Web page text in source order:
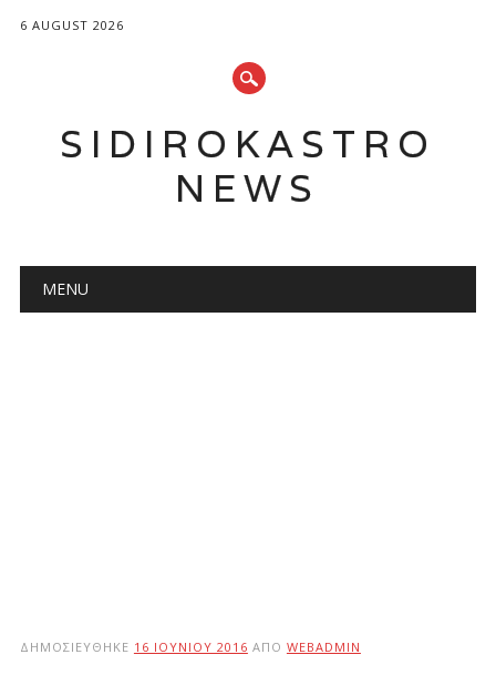
6 AUGUST 2026
SIDIROKASTRO
NEWS
Main menu
MENU
ΔΗΜΟΣΙΕΎΘΗΚΕ 16 ΙΟΥΝΊΟΥ 2016 ΑΠΌ WEBADMIN